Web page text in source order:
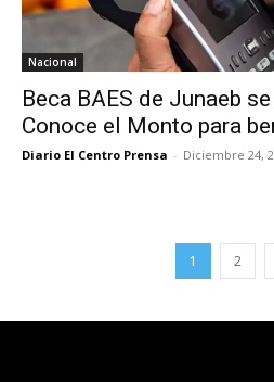
Nacional
Beca BAES de Junaeb
Conoce el Monto para
Diario El Centro Prensa - Diciembre 24,
1 2